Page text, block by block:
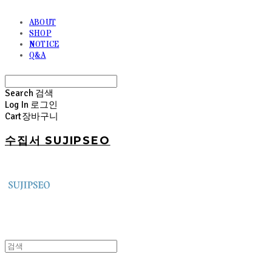
ABOUT
SHOP
NOTICE
Q&A
Search 검색
Log In 로그인
Cart장바구니
수집서 SUJIPSEO